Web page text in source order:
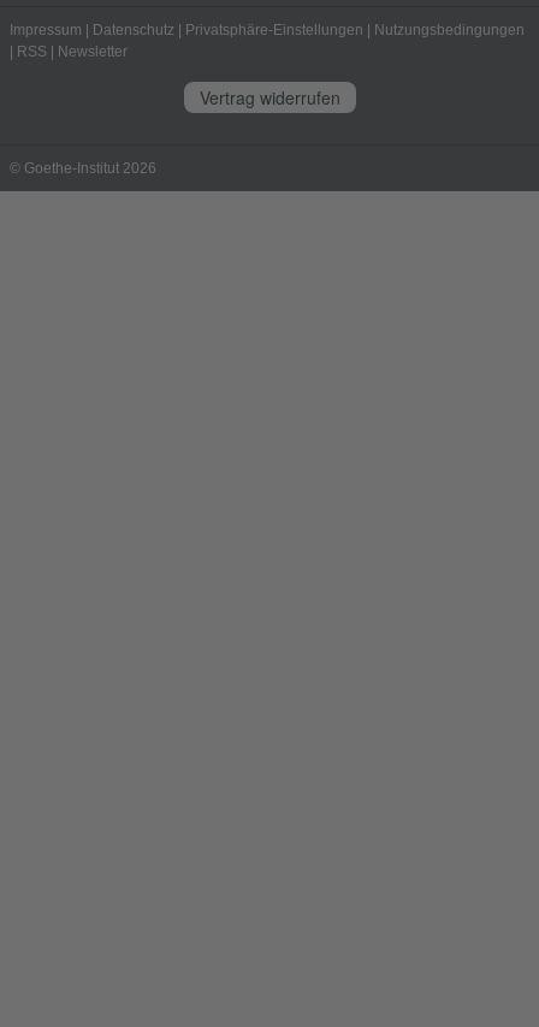
Impressum Datenschutz Privatsphäre-Einstellungen
Nutzungsbedingungen
RSS Newsletter
Vertrag widerrufen
© Goethe-Institut 2026